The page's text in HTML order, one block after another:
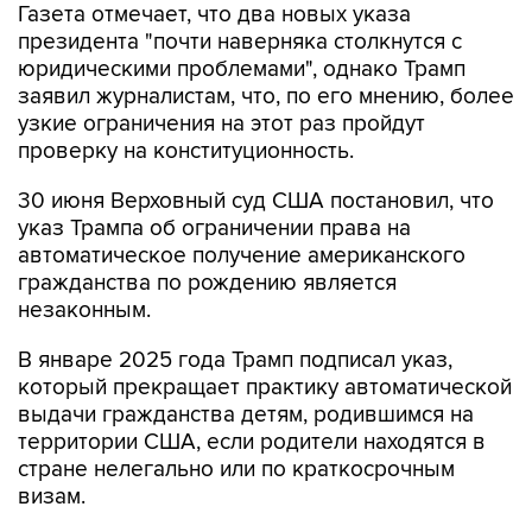
Газета отмечает, что два новых указа
президента "почти наверняка столкнутся с
юридическими проблемами", однако Трамп
заявил журналистам, что, по его мнению, более
узкие ограничения на этот раз пройдут
проверку на конституционность.
30 июня Верховный суд США постановил, что
указ Трампа об ограничении права на
автоматическое получение американского
гражданства по рождению является
незаконным.
В январе 2025 года Трамп подписал указ,
который прекращает практику автоматической
выдачи гражданства детям, родившимся на
территории США, если родители находятся в
стране нелегально или по краткосрочным
визам.